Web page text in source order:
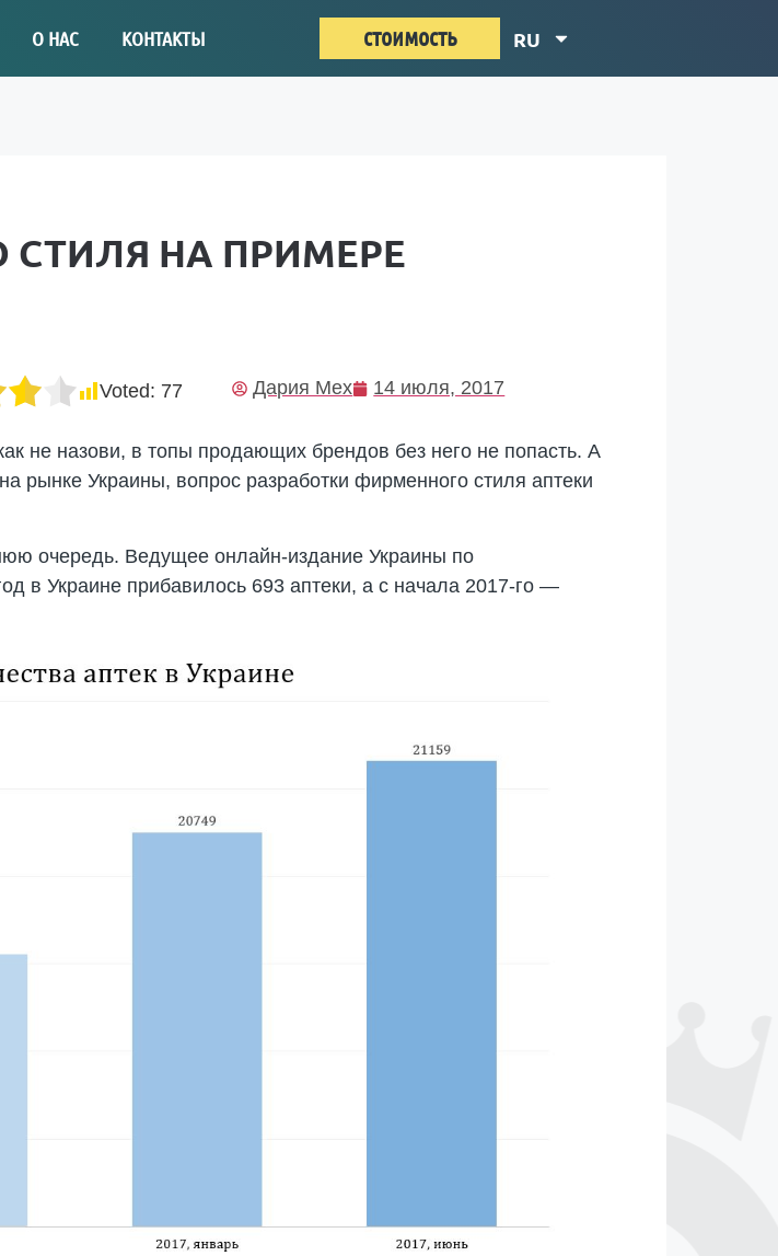
О НАС КОНТАКТЫ стоимость RU
НА ПРИМЕРЕ
Voted: 77 Дария Мех 14 июля, 2017
не назови, в топы продающих брендов без него не попасть. А
рынке Украины, вопрос разработки фирменного стиля аптеки
очередь. Ведущее онлайн-издание Украины по
в Украине прибавилось 693 аптеки, а с начала 2017-го —